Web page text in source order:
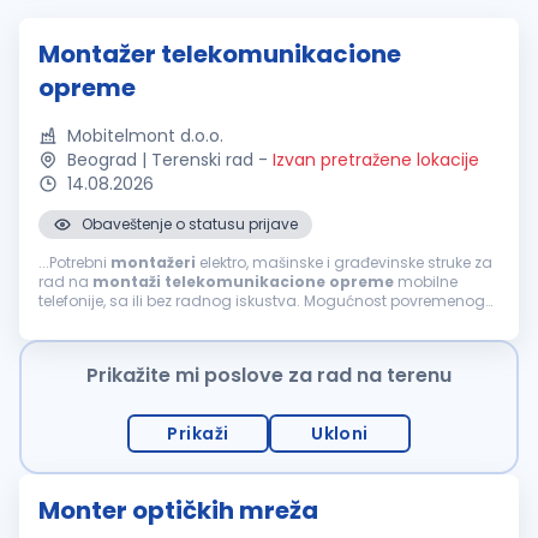
Montažer telekomunikacione
opreme
Mobitelmont d.o.o.
Beograd | Terenski rad - Izvan pretražene lokacije
14.08.2026
Obaveštenje o statusu prijave
...Potrebni montažeri elektro, mašinske i građevinske struke za
rad na montaži telekomunikacione opreme mobilne
telefonije, sa ili bez radnog iskustva. Mogućnost povremenog
stepen)...
Prikažite mi poslove za rad na terenu
Prikaži Ukloni
Monter optičkih mreža